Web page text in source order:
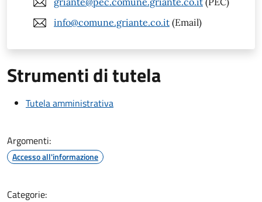
info@comune.griante.co.it (Email)
Strumenti di tutela
Tutela amministrativa
Argomenti:
Accesso all'informazione
Categorie: